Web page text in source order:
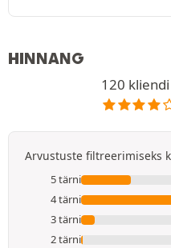
HINNANG
120
Arvustuste filtreerimiseks
5 tärni
4 tärni
3 tärni
2 tärni